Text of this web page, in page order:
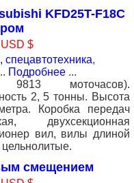
KFD25T-F18C
$
,
Подробнее ...
9813 моточасов).
2, 5 тонны. Высота
Коробка передач
двухсекционная
вил, вилы длиной
смещением